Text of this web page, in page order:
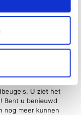
of een poetsbeurt.
uit laten zien met
van Fiets
aan het voorwiel
en
U ziet het
Bent u benieuwd
nog meer kunnen